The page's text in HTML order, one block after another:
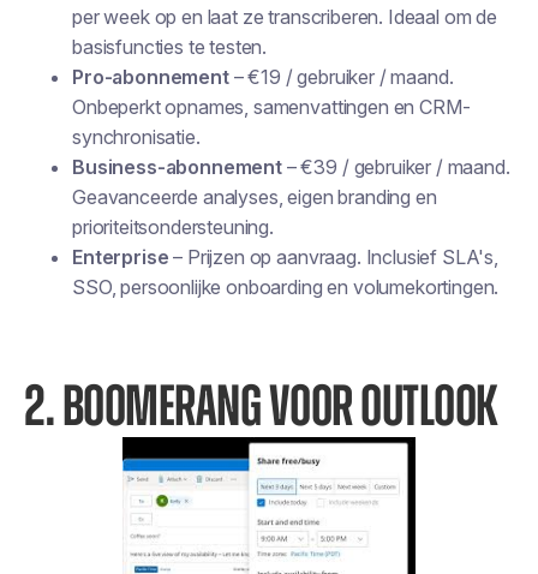
per week op en laat ze transcriberen. Ideaal om de
basisfuncties te testen.
Pro-abonnement– €19 / gebruiker / maand.
Onbeperkt opnames, samenvattingen en CRM-
synchronisatie.
Business-abonnement– €39 / gebruiker / maand.
Geavanceerde analyses, eigen branding en
prioriteitsondersteuning.
Enterprise – Prijzen op aanvraag. Inclusief SLA's,
SSO, persoonlijke onboarding en volumekortingen.
2. BOOMERANG VOOR OUTLOOK